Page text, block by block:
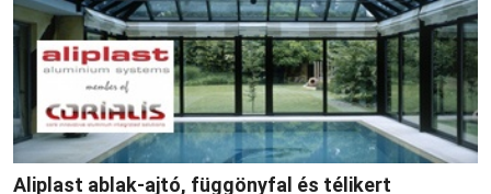
Aliplast ablak-ajtó, függönyfal és télikert